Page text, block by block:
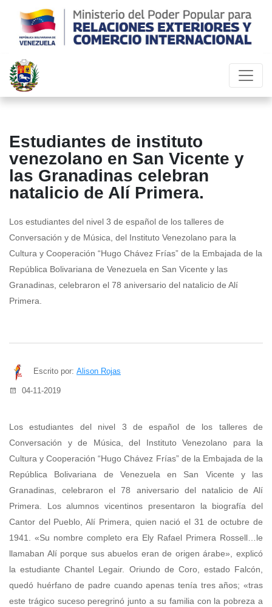
Estudiantes de instituto
venezolano en San Vicente y
las Granadinas celebran
natalicio de Alí Primera.
Los estudiantes del nivel 3 de español de los talleres de
Conversación y de Música, del Instituto Venezolano para la
Cultura y Cooperación “Hugo Chávez Frías” de la Embajada de la
República Bolivariana de Venezuela en San Vicente y las
Granadinas, celebraron el 78 aniversario del natalicio de Alí
Primera.
Escrito por: Alison Rojas
04-11-2019
Los estudiantes del nivel 3 de español de los talleres de
Conversación y de Música, del Instituto Venezolano para la
Cultura y Cooperación “Hugo Chávez Frías” de la Embajada de la
República Bolivariana de Venezuela en San Vicente y las
Granadinas, celebraron el 78 aniversario del natalicio de Alí
Primera. Los alumnos vicentinos presentaron la biografía del
Cantor del Pueblo, Alí Primera, quien nació el 31 de octubre de
1941. «Su nombre completo era Ely Rafael Primera Rossell…le
llamaban Alí porque sus abuelos eran de origen árabe», explicó
la estudiante Chantel Legair. Oriundo de Coro, estado Falcón,
quedó huérfano de padre cuando apenas tenía tres años; «tras
este trágico suceso peregrinó junto a su familia con la pobreza a